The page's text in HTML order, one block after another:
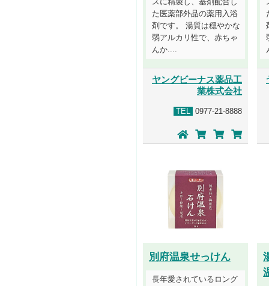
た医薬部外品の薬用入浴
剤です。 湯質は穏やかな
弱アルカリ性で、赤ちゃ
んか....
ヤングビーナス薬品工
業株式会社
TEL 0977-21-8888
別府温泉せっけん
長年愛されているロング